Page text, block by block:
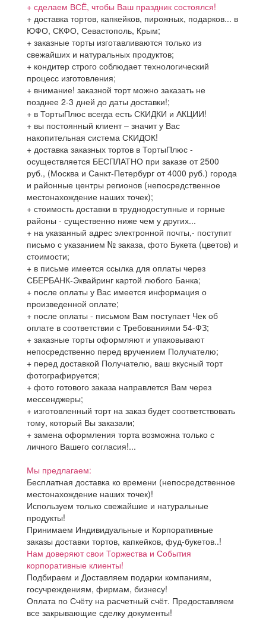
+ сделаем ВСЁ, чтобы Ваш праздник состоялся!
+ доставка тортов, капкейков, пирожных, подарков... в
ЮФО, СКФО, Севастополь, Крым;
+ заказные торты изготавливаются только из
свежайших и натуральных продуктов;
+ кондитер строго соблюдает технологический
процесс изготовления;
+ внимание! заказной торт можно заказать не
позднее 2-3 дней до даты доставки!;
+ в ТортыПлюс всегда есть СКИДКИ и АКЦИИ!
+ вы постоянный клиент – значит у Вас
накопительная система СКИДОК!
+ доставка заказных тортов в ТортыПлюс -
осуществляется БЕСПЛАТНО при заказе от 2500
руб., (Москва и Санкт-Петербург от 4000 руб.) города
и районные центры регионов (непосредственное
местонахождение наших точек);
+ стоимость доставки в труднодоступные и горные
районы - существенно ниже чем у других...
+ на указанный адрес электронной почты,- поступит
письмо с указанием № заказа, фото Букета (цветов) и
стоимости;
+ в письме имеется ссылка для оплаты через
СБЕРБАНК-Эквайринг картой любого Банка;
+ после оплаты у Вас имеется информация о
произведенной оплате;
+ после оплаты - письмом Вам поступает Чек об
оплате в соответствии с Требованиями 54-ФЗ;
+ заказные торты оформляют и упаковывают
непосредственно перед вручением Получателю;
+ перед доставкой Получателю, ваш вкусный торт
фотографируется;
+ фото готового заказа направлется Вам через
мессенджеры;
+ изготовленный торт на заказ будет соответствовать
тому, который Вы заказали;
+ замена оформления торта возможна только с
личного Вашего согласия!...
Мы предлагаем:
Бесплатная доставка ко времени (непосредственное
местонахождение наших точек)!
Используем только свежайшие и натуральные
продукты!
Принимаем Индивидуальные и Корпоративные
заказы доставки тортов, капкейков, фуд-букетов..!
Нам доверяют свои Торжества и События
корпоративные клиенты!
Подбираем и Доставляем подарки компаниям,
госучреждениям, фирмам, бизнесу!
Оплата по Счёту на расчетный счёт. Предоставляем
все закрывающие сделку документы!